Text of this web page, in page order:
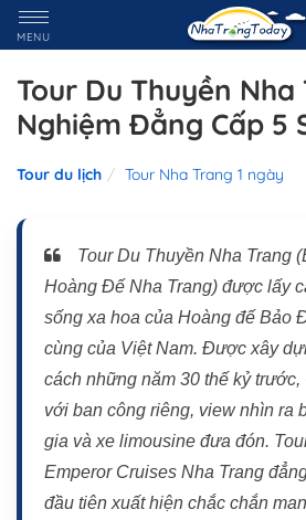
MENU
Tour Du Thuyền
Nghiệm Đẳng Cấp 5
Tour du lịch Tour Nha Trang 1 ngày
Tour Du Thuyền Nha Trang
Hoàng Đế Nha Trang) được lấy
sống xa hoa của Hoàng đế Bảo
cùng của Việt Nam. Được xây
cách những năm 30 thế kỷ trước,
với ban công riêng, view nhìn ra
gia và xe limousine đưa đón.
Emperor Cruises Nha Trang
đầu tiên xuất hiện chắc chắn